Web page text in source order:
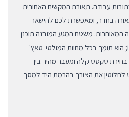
עבודה. תאורת המקשים האחורית
בחדר, ומאפשרת לכם להישאר
המאוחרות. משטח המגע המובנה תוכנן
לעבודה מושלמת עם iPadOS; הוא תומך בכל מחוות המולטי-טאץ'
בחירת טקסט קלה ומעבר מהיר בין
לחלוטין את הצורך בהרמת היד למסך